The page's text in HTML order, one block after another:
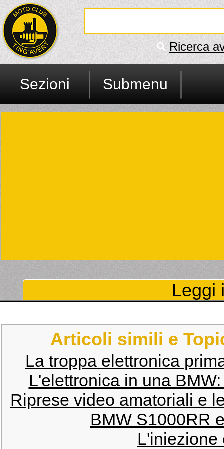
Ricerca
Sezioni Submenu
Leggi
Articoli simili e
La troppa elettronica
L'elettronica in una
Riprese video amatoriali e
BMW S1000RR
L'iniezione